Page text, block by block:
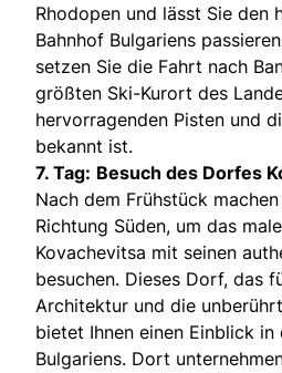
Rhodopen und lässt Sie den
Bahnhof Bulgariens
setzen Sie die Fahrt nach
größten Ski-Kurort des
hervorragenden Pisten und
bekannt ist.
7. Tag: Besuch des Dorfes
Nach dem Frühstück
Richtung Süden, um das
Kovachevitsa mit seinen
besuchen. Dieses Dorf, das
Architektur und die
bietet Ihnen einen Einblick in
Bulgariens. Dort